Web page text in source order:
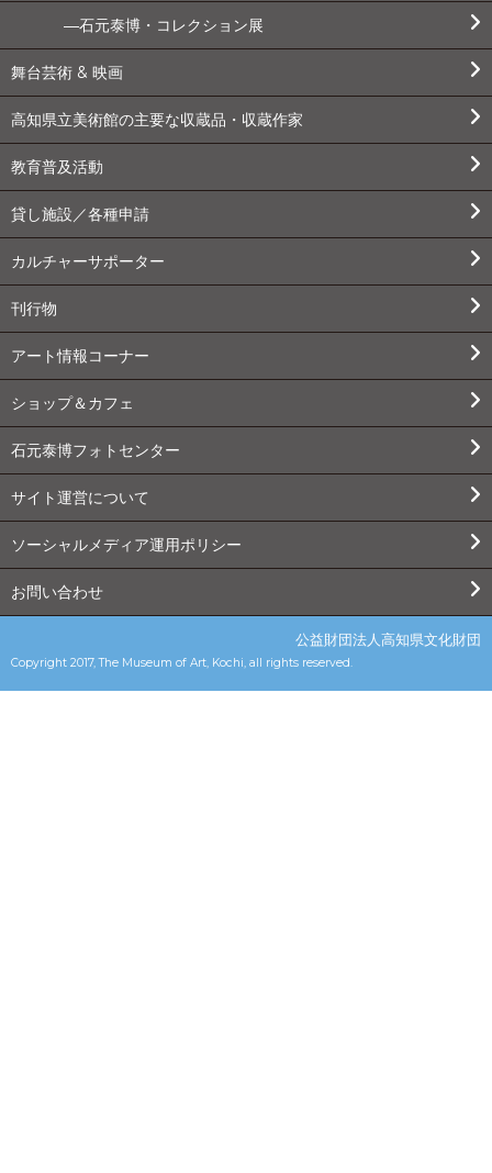
石元泰博・コレクション展
舞台芸術 & 映画
高知県立美術館の主要な収蔵品・収蔵作家
教育普及活動
貸し施設／各種申請
カルチャーサポーター
刊行物
アート情報コーナー
ショップ＆カフェ
石元泰博フォトセンター
サイト運営について
ソーシャルメディア運用ポリシー
お問い合わせ
Copyright 2017, The Museum of Art, Kochi, all rights reserved.
公益財団法人高知県文化財団